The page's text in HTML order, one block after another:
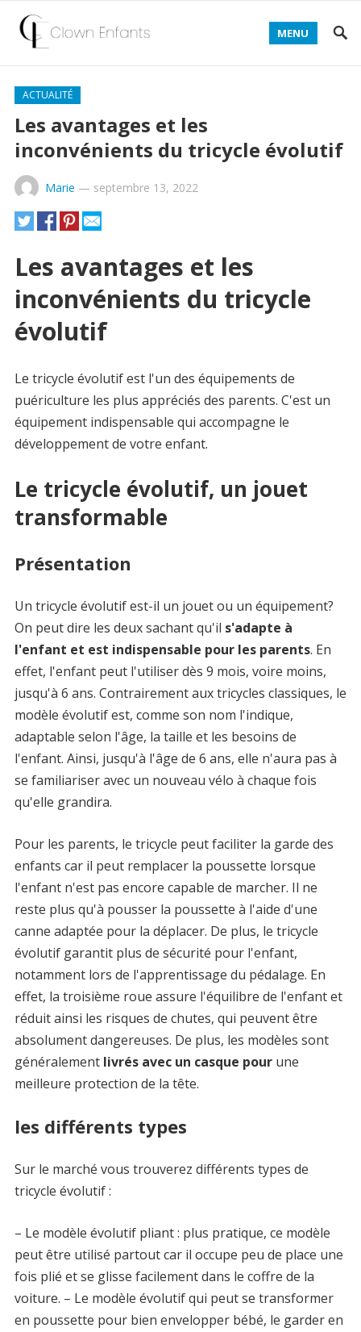
MENU
ACTUALITÉ
Les avantages et les
inconvénients du tricycle évolutif
Marie — septembre 13, 2022
Les avantages et les
inconvénients du tricycle
évolutif
Le tricycle évolutif est l'un des équipements de
puériculture les plus appréciés des parents. C'est un
équipement indispensable qui accompagne le
développement de votre enfant.
Le tricycle évolutif, un jouet
transformable
Présentation
Un tricycle évolutif est-il un jouet ou un équipement?
On peut dire les deux sachant qu'il s'adapte à
l'enfant et est indispensable pour les parents. En
effet, l'enfant peut l'utiliser dès 9 mois, voire moins,
jusqu'à 6 ans. Contrairement aux tricycles classiques, le
modèle évolutif est, comme son nom l'indique,
adaptable selon l'âge, la taille et les besoins de
l'enfant. Ainsi, jusqu'à l'âge de 6 ans, elle n'aura pas à
se familiariser avec un nouveau vélo à chaque fois
qu'elle grandira.
Pour les parents, le tricycle peut faciliter la garde des
enfants car il peut remplacer la poussette lorsque
l'enfant n'est pas encore capable de marcher. Il ne
reste plus qu'à pousser la poussette à l'aide d'une
canne adaptée pour la déplacer. De plus, le tricycle
évolutif garantit plus de sécurité pour l'enfant,
notamment lors de l'apprentissage du pédalage. En
effet, la troisième roue assure l'équilibre de l'enfant et
réduit ainsi les risques de chutes, qui peuvent être
absolument dangereuses. De plus, les modèles sont
généralement livrés avec un casque pourune
meilleure protection de la tête.
les différents types
Sur le marché vous trouverez différents types de
tricycle évolutif :
– Le modèle évolutif pliant : plus pratique, ce modèle
peut être utilisé partout car il occupe peu de place une
fois plié et se glisse facilement dans le coffre de la
voiture. – Le modèle évolutif qui peut se transformer
en poussette pour bien envelopper bébé, le garder en